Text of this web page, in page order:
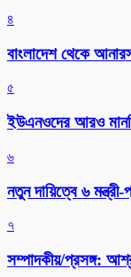
৪
বাংলাদেশ থেকে
৫
ইউএনওদের আরও
৬
নতুন দায়িত্বে ৬ মন্ত্রী-
৭
সম্পাদকীয়/প্রসঙ্গ: